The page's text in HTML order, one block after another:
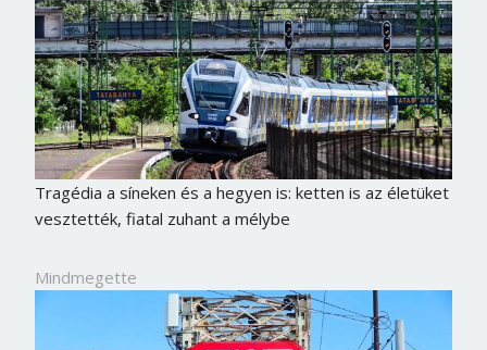
Tragédia a síneken és a hegyen is: ketten is az életüket
vesztették, fiatal zuhant a mélybe
Mindmegette